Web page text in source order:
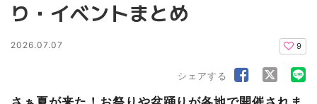
り・イベントまとめ
2026.07.07 9
シェアする